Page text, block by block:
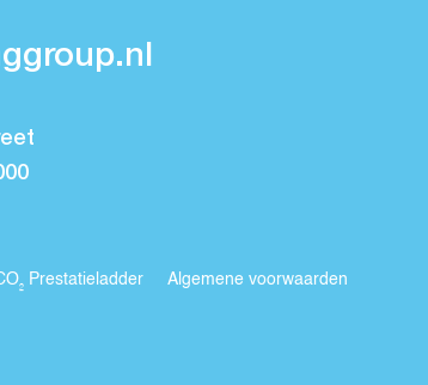
Prestatieladder
Algemene voorwaarden